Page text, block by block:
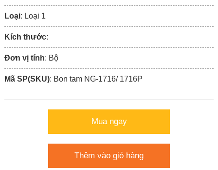
Loại: Loại 1
Kích thước:
Đơn vị tính: Bộ
Mã SP(SKU): Bon tam NG-1716/ 1716P
Mua ngay
Thêm vào giỏ hàng